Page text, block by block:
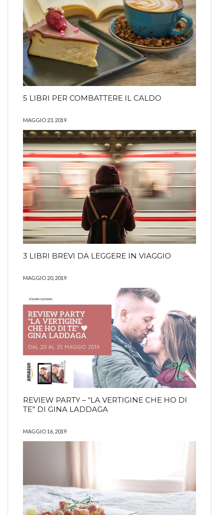
5 LIBRI PER COMBATTERE IL CALDO
MAGGIO 23, 2019
3 LIBRI BREVI DA LEGGERE IN VIAGGIO
MAGGIO 20, 2019
REVIEW PARTY – “LA VERTIGINE CHE HO DI
TE” DI GINA LADDAGA
MAGGIO 16, 2019